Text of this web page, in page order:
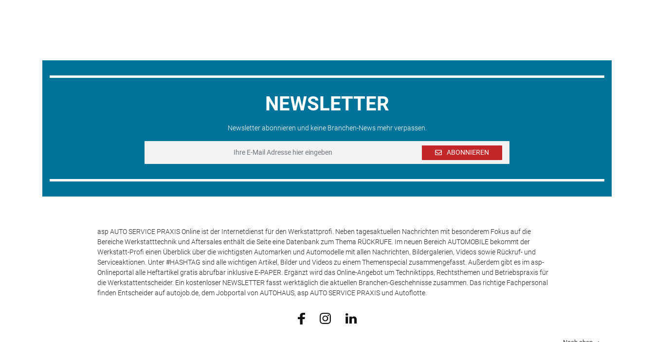
NEWSLETTER
Newsletter abonnieren und keine Branchen-News mehr verpassen.
ABONNIEREN
asp AUTO SERVICE PRAXIS Online ist der Internetdienst für den Werkstattprofi. Neben tagesaktuellen Nachrichten mit besonderem Fokus auf die
Bereiche Werkstatttechnik und Aftersales enthält die Seite eine Datenbank zum Thema RÜCKRUFE. Im neuen Bereich AUTOMOBILE bekommt der
Werkstatt-Profi einen Überblick über die wichtigsten Automarken und Automodelle mit allen Nachrichten, Bildergalerien, Videos sowie Rückruf- und
Serviceaktionen. Unter #HASHTAG sind alle wichtigen Artikel, Bilder und Videos zu einem Themenspecial zusammengefasst. Außerdem gibt es im asp-
Onlineportal alle Heftartikel gratis abrufbar inklusive E-PAPER. Ergänzt wird das Online-Angebot um Techniktipps, Rechtsthemen und Betriebspraxis für
die Werkstattentscheider. Ein kostenloser NEWSLETTER fasst werktäglich die aktuellen Branchen-Geschehnisse zusammen. Das richtige Fachpersonal
finden Entscheider auf autojob.de, dem Jobportal von AUTOHAUS, asp AUTO SERVICE PRAXIS und Autoflotte.